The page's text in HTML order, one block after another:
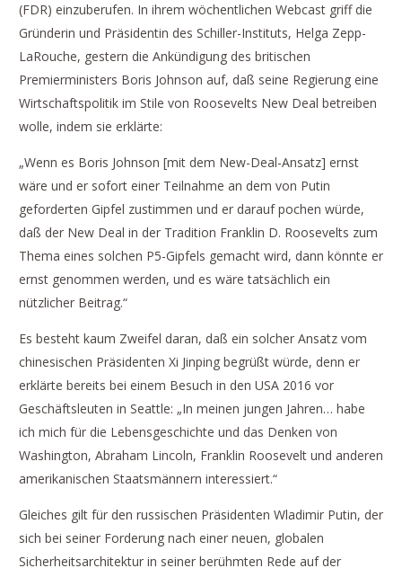
(FDR) einzuberufen. In ihrem wöchentlichen Webcast griff die
Gründerin und Präsidentin des Schiller-Instituts, Helga Zepp-
LaRouche, gestern die Ankündigung des britischen
Premierministers Boris Johnson auf, daß seine Regierung eine
Wirtschaftspolitik im Stile von Roosevelts New Deal betreiben
wolle, indem sie erklärte:
„Wenn es Boris Johnson [mit dem New-Deal-Ansatz] ernst
wäre und er sofort einer Teilnahme an dem von Putin
geforderten Gipfel zustimmen und er darauf pochen würde,
daß der New Deal in der Tradition Franklin D. Roosevelts zum
Thema eines solchen P5-Gipfels gemacht wird, dann könnte er
ernst genommen werden, und es wäre tatsächlich ein
nützlicher Beitrag.“
Es besteht kaum Zweifel daran, daß ein solcher Ansatz vom
chinesischen Präsidenten Xi Jinping begrüßt würde, denn er
erklärte bereits bei einem Besuch in den USA 2016 vor
Geschäftsleuten in Seattle: „In meinen jungen Jahren… habe
ich mich für die Lebensgeschichte und das Denken von
Washington, Abraham Lincoln, Franklin Roosevelt und anderen
amerikanischen Staatsmännern interessiert.“
Gleiches gilt für den russischen Präsidenten Wladimir Putin, der
sich bei seiner Forderung nach einer neuen, globalen
Sicherheitsarchitektur in seiner berühmten Rede auf der